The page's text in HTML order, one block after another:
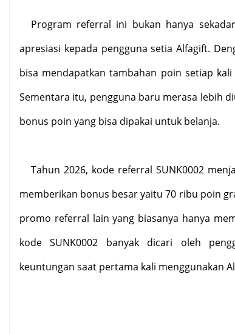
Program referral ini bukan hanya
apresiasi kepada pengguna setia Alfagift.
bisa mendapatkan tambahan poin setiap
Sementara itu, pengguna baru merasa lebih
bonus poin yang bisa dipakai untuk belanja.
Tahun 2026, kode referral SUNK0002
memberikan bonus besar yaitu 70 ribu poin
promo referral lain yang biasanya hanya
kode SUNK0002 banyak dicari oleh
keuntungan saat pertama kali menggunakan